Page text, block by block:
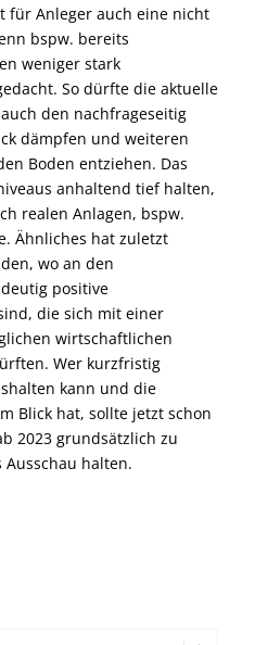
für Anleger auch eine nicht
bspw. bereits
weniger stark
So dürfte die aktuelle
den nachfrageseitig
dämpfen und weiteren
Boden entziehen. Das
anhaltend tief halten,
realen Anlagen, bspw.
Ähnliches hat zuletzt
wo an den
positive
die sich mit einer
wirtschaftlichen
Wer kurzfristig
kann und die
Blick hat, sollte jetzt schon
2023 grundsätzlich zu
halten.